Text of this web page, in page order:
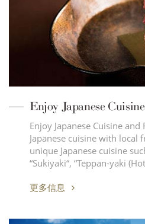
Enjoy Japanese Cuisine
Enjoy Japanese Cuisine and Feel
Japanese cuisine with local
unique Japanese cuisine
“Sukiyaki“, “Teppan-yaki
更多信息